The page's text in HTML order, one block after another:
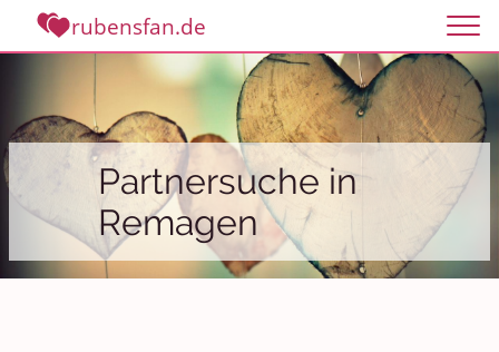
rubensfan.de
Partnersuche in
Remagen